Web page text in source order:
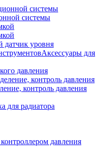
системы
датчик уровня
Аксессуары для
давления
контроль давления
для радиатора
давления